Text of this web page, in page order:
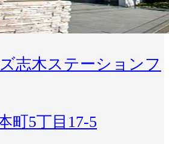
志木ステーションフ
町5丁目17-5